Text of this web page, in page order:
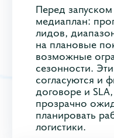
Перед
медиаплан:
лидов,
на плановые
возможные
сезонности.
согласуются и
договоре и
прозрачно
планировать
логистики.